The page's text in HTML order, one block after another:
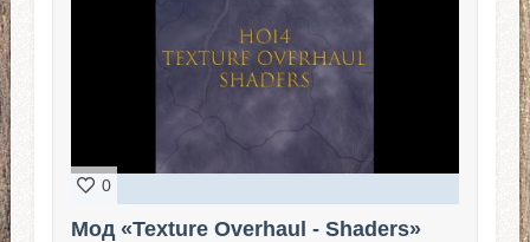
0
Мод «Texture Overhaul - Shaders»